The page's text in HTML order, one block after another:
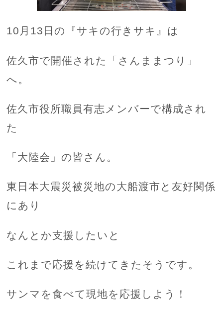
10月13日の『サキの行きサキ』は
佐久市で開催された「さんままつり」
へ。
佐久市役所職員有志メンバーで構成され
た
「大陸会」の皆さん。
東日本大震災被災地の大船渡市と友好関係
にあり
なんとか支援したいと
これまで応援を続けてきたそうです。
サンマを食べて現地を応援しよう！